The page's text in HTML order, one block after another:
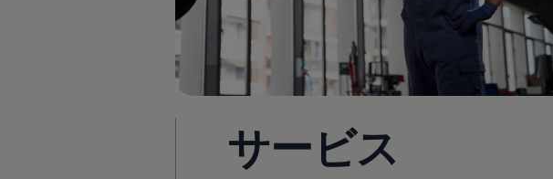
Match Maker 登録・ログイン
補助金・エコカー優遇制度
補助金・エコカー優遇制度
フォルクスワーゲン純正部品のメリット
サービス